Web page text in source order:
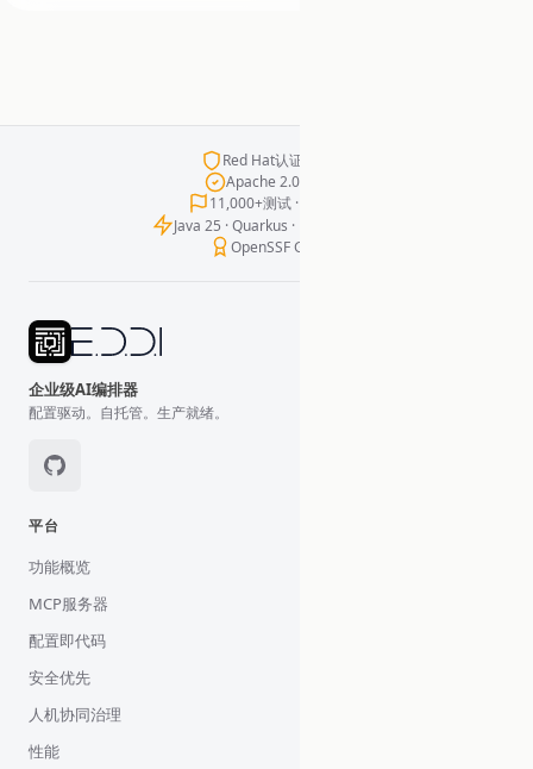
Red Hat认证容器
Apache 2.0许可
11,000+测试 · 零失败
Java 25 · Quarkus · LangChain4j
OpenSSF Gold
企业级AI编排器
配置驱动。自托管。生产就绪。
平台
功能概览
MCP服务器
配置即代码
安全优先
人机协同治理
性能